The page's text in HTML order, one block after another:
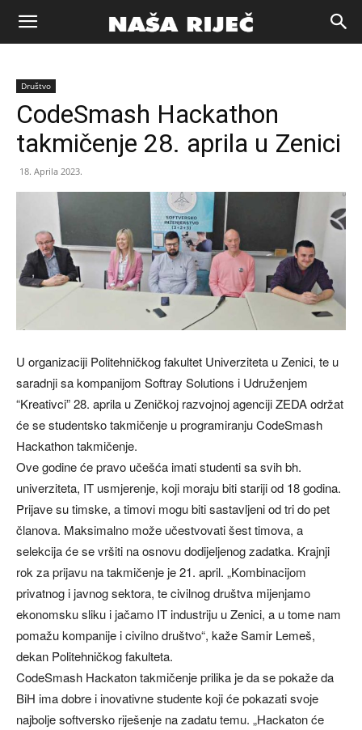
Naša
riječ
Društvo
CodeSmash Hackathon
takmičenje 28. aprila u Zenici
18. Aprila 2023.
U organizaciji Politehničkog fakultet Univerziteta u Zenici, te u
saradnji sa kompanijom Softray Solutions i Udruženjem
“Kreativci” 28. aprila u Zeničkoj razvojnoj agenciji ZEDA održat
će se studentsko takmičenje u programiranju CodeSmash
Hackathon takmičenje.
Ove godine će pravo učešća imati studenti sa svih bh.
univerziteta, IT usmjerenje, koji moraju biti stariji od 18 godina.
Prijave su timske, a timovi mogu biti sastavljeni od tri do pet
članova. Maksimalno može učestvovati šest timova, a
selekcija će se vršiti na osnovu dodijeljenog zadatka. Krajnji
rok za prijavu na takmičenje je 21. april. „Kombinacijom
privatnog i javnog sektora, te civilnog društva mijenjamo
ekonomsku sliku i jačamo IT industriju u Zenici, a u tome nam
pomažu kompanije i civilno društvo“, kaže Samir Lemeš,
dekan Politehničkog fakulteta.
CodeSmash Hackaton takmičenje prilika je da se pokaže da
BiH ima dobre i inovativne studente koji će pokazati svoje
najbolje softversko riješenje na zadatu temu. „Hackaton će